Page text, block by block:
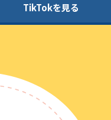
TikTokを見る